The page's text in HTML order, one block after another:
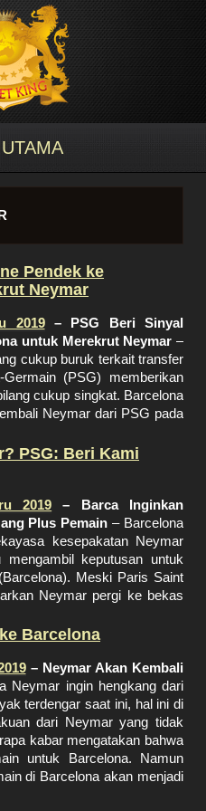
UTAMA
Pendek ke
Neymar
2019– PSG Beri Sinyal
untuk Merekrut Neymar –
cukup buruk terkait transfer
(PSG) memberikan
cukup singkat. Barcelona
Neymar dari PSG pada
menginginkan Neymar
Sang juara La Liga
trofi Liga Champions dan
membantunya meraih trofi
mengejar Neymar untuk
Messi.
telah menjual Neymar ke
Sekarang situasinya sudah
untuk Neymar. Jelas,
Neymar cukup menyesali
potensinya justru buntu
mungkin akan jadi
kariernya. Neymar
keras untuk bisa
PSG: Beri Kami
2019 – Barca Inginkan
Plus Pemain – Barcelona
kesepakatan Neymar
keputusan untuk
Meski Paris Saint
Neymar pergi ke bekas
menarik untuk menariknya
juta euro, Barcelona kini
pemain. Karenanya mereka
kepada PSG uang tunai
untuk Neymar. Laporan ini
lah yang akan ditawarkan
Barcelona
– Neymar Akan Kembali
Neymar ingin hengkang dari
terdengar saat ini, hal ini di
dari Neymar yang tidak
kabar mengatakan bahwa
untuk Barcelona. Namun
di Barcelona akan menjadi